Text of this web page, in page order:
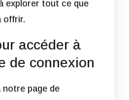
explorer tout ce que
offrir.
accéder à
de connexion
notre page de